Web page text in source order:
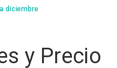
diciembre
y Precio